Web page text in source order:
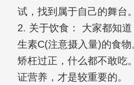
试，找到属于自己的舞台。
2. 关于饮食： 大家都知
生素C(注意摄入量)的食
矫枉过正，什么都不敢吃
证营养，才是较重要的。